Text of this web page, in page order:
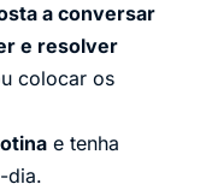
a conversar
e resolver
colocar os
e tenha
dia.